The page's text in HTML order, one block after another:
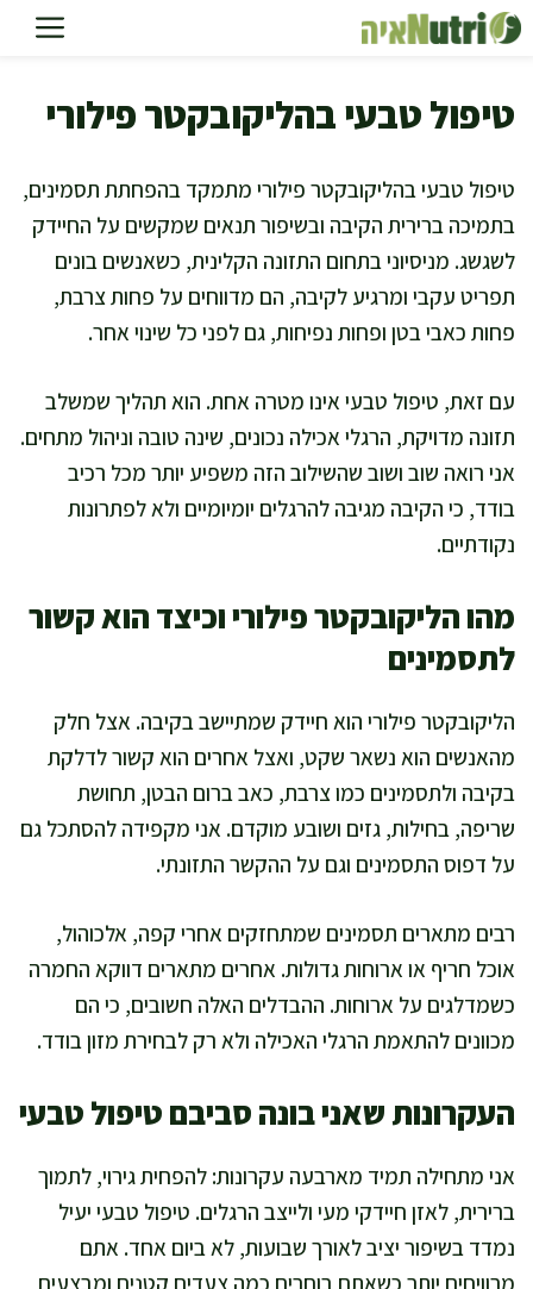
לדלג
לתוכן
טיפול טבעי בהליקובקטר פילורי
טיפול טבעי בהליקובקטר פילורי מתמקד בהפחתת תסמינים,
בתמיכה ברירית הקיבה ובשיפור תנאים שמקשים על החיידק
לשגשג. מניסיוני בתחום התזונה הקלינית, כשאנשים בונים
תפריט עקבי ומרגיע לקיבה, הם מדווחים על פחות צרבת,
פחות כאבי בטן ופחות נפיחות, גם לפני כל שינוי אחר.
עם זאת, טיפול טבעי אינו מטרה אחת. הוא תהליך שמשלב
תזונה מדויקת, הרגלי אכילה נכונים, שינה טובה וניהול מתחים.
אני רואה שוב ושוב שהשילוב הזה משפיע יותר מכל רכיב
בודד, כי הקיבה מגיבה להרגלים יומיומיים ולא לפתרונות
נקודתיים.
מהו הליקובקטר פילורי וכיצד הוא קשור
לתסמינים
הליקובקטר פילורי הוא חיידק שמתיישב בקיבה. אצל חלק
מהאנשים הוא נשאר שקט, ואצל אחרים הוא קשור לדלקת
בקיבה ולתסמינים כמו צרבת, כאב ברום הבטן, תחושת
שריפה, בחילות, גזים ושובע מוקדם. אני מקפידה להסתכל גם
על דפוס התסמינים וגם על ההקשר התזונתי.
רבים מתארים תסמינים שמתחזקים אחרי קפה, אלכוהול,
אוכל חריף או ארוחות גדולות. אחרים מתארים דווקא החמרה
כשמדלגים על ארוחות. ההבדלים האלה חשובים, כי הם
מכוונים להתאמת הרגלי האכילה ולא רק לבחירת מזון בודד.
העקרונות שאני בונה סביבם טיפול טבעי
אני מתחילה תמיד מארבעה עקרונות: להפחית גירוי, לתמוך
ברירית, לאזן חיידקי מעי ולייצב הרגלים. טיפול טבעי יעיל
נמדד בשיפור יציב לאורך שבועות, לא ביום אחד. אתם
מרוויחים יותר כשאתם בוחרים כמה צעדים קטנים ומבצעים